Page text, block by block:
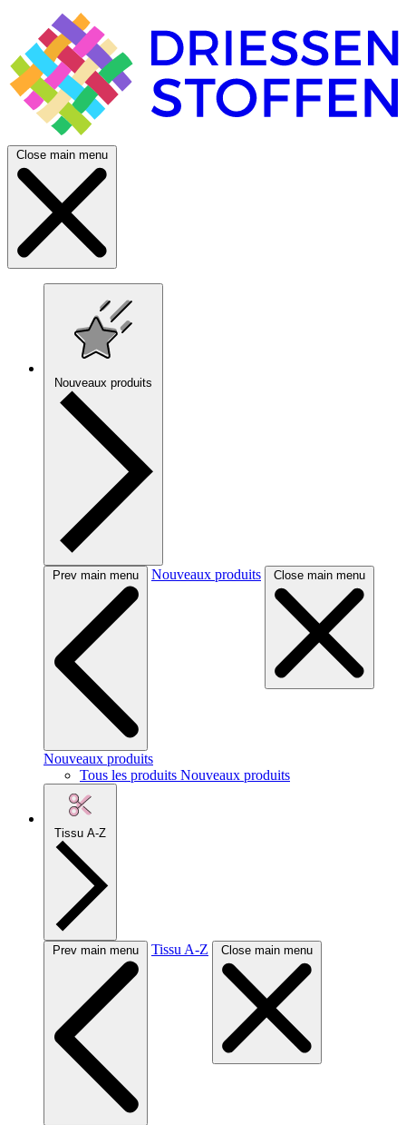
Close main menu
Nouveaux produits
Prev main menu Nouveaux produits Close main menu
Nouveaux produits
Tous les produits Nouveaux produits
Tissu A-Z
Prev main menu Tissu A-Z Close main menu